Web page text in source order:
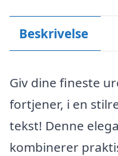
Beskrivelse
Giv dine fineste
fortjener, i en
tekst! Denne
kombinerer